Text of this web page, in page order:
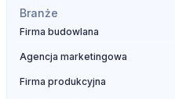
Branże
Firma budowlana
Agencja marketingowa
Firma produkcyjna